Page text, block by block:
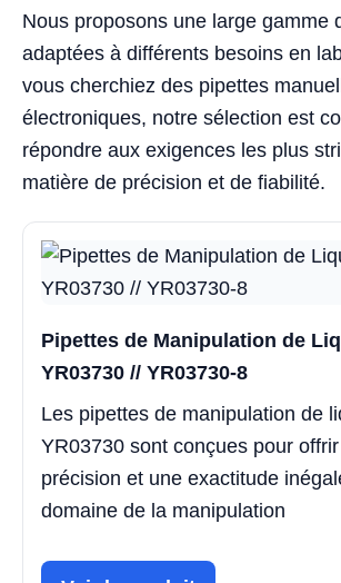
Nous proposons une large gamme
adaptées à différents besoins en
vous cherchiez des pipettes
électroniques, notre sélection est
répondre aux exigences les plus
matière de précision et de fiabilité.
Pipettes de Manipulation de
YR03730 // YR03730-8
Les pipettes de manipulation de
YR03730 sont conçues pour
précision et une exactitude
domaine de la manipulation